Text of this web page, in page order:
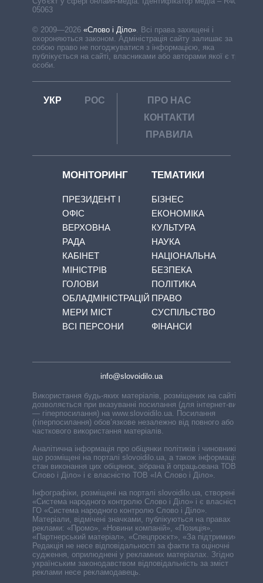
05063
© 2009—2026 «Слово і Діло». Всі права захищені і
охороняються законом. Адміністрація сайту залишає за
собою право не погоджуватися з інформацією, яка
публікується на сайті, власниками або авторами якої є треті
особи.
УКР РОС
ПРО НАС
КОНТАКТИ
ПРАВИЛА
МОНІТОРИНГ
ПРЕЗИДЕНТ І
ОФІС
ВЕРХОВНА
РАДА
КАБІНЕТ
МІНІСТРІВ
ГОЛОВИ
ОБЛАДМІНІСТРАЦІЙ
МЕРИ МІСТ
ВСІ ПЕРСОНИ
ТЕМАТИКИ
БІЗНЕС
ЕКОНОМІКА
КУЛЬТУРА
НАУКА
НАЦІОНАЛЬНА
БЕЗПЕКА
ПОЛІТИКА
ПРАВО
СУСПІЛЬСТВО
ФІНАНСИ
info@slovoidilo.ua
Використання будь-яких матеріалів, розміщених на сайті,
дозволяється при вказуванні посилання (для інтернет-видань
— гіперпосилання) на www.slovoidilo.ua. Посилання
(гіперпосилання) обов’язкове незалежно від повного або
часткового використання матеріалів.
Аналітична інформація про обіцянки політиків і чиновників,
що розміщені на порталі slovoidilo.ua, а також інформація про
стан виконання цих обіцянок, зібрана й опрацьована ТОВ «ІА
Слово і Діло» і є власністю ТОВ «ІА Слово і Діло».
Інфографіки, розміщені на порталі slovoidilo.ua, створені ГО
«Система народного контролю Слово і Діло» і є власністю
ГО «Система народного контролю Слово і Діло».
Матеріали, відмічені значками, публікуються на правах
реклами: «Промо», «Новини компаній», «Позиція»,
«Партнерський матеріал», «Спецпроєкт», «За підтримки».
Редакція не несе відповідальності за факти та оціночні
судження, оприлюднені у рекламних матеріалах. Згідно з
українським законодавством відповідальність за зміст
реклами несе рекламодавець.